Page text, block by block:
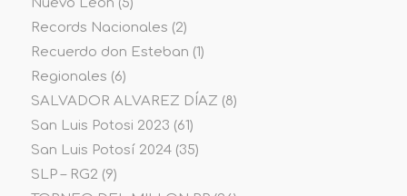
Nuevo Leon (5)
Records Nacionales (2)
Recuerdo don Esteban (1)
Regionales (6)
SALVADOR ALVAREZ DÍAZ (8)
San Luis Potosi 2023 (61)
San Luis Potosí 2024(35)
SLP – RG2 (9)